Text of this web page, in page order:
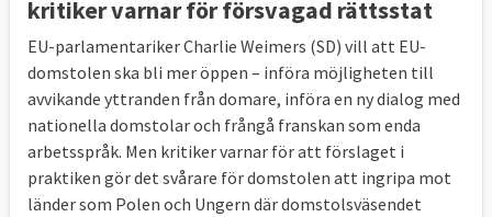
kritiker varnar för försvagad rättsstat
EU-parlamentariker Charlie Weimers (SD) vill att EU-
domstolen ska bli mer öppen – införa möjligheten till
avvikande yttranden från domare, införa en ny dialog med
nationella domstolar och frångå franskan som enda
arbetsspråk. Men kritiker varnar för att förslaget i
praktiken gör det svårare för domstolen att ingripa mot
länder som Polen och Ungern där domstolsväsendet